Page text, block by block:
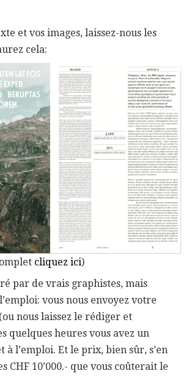
et vos images, laissez-nous les
cela:
cliquez ici)
par de vrais graphistes, mais
vous nous envoyez votre
nous laissez le rédiger et
quelques heures vous avez un
l’emploi. Et le prix, bien sûr, s’en
CHF 10’000.- que vous coûterait le